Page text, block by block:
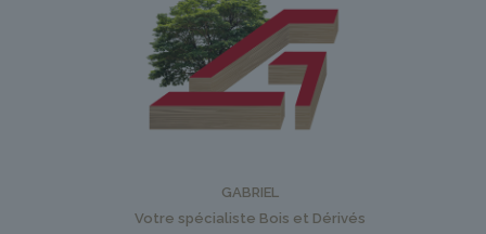
GABRIEL
Votre spécialiste Bois et Dérivés